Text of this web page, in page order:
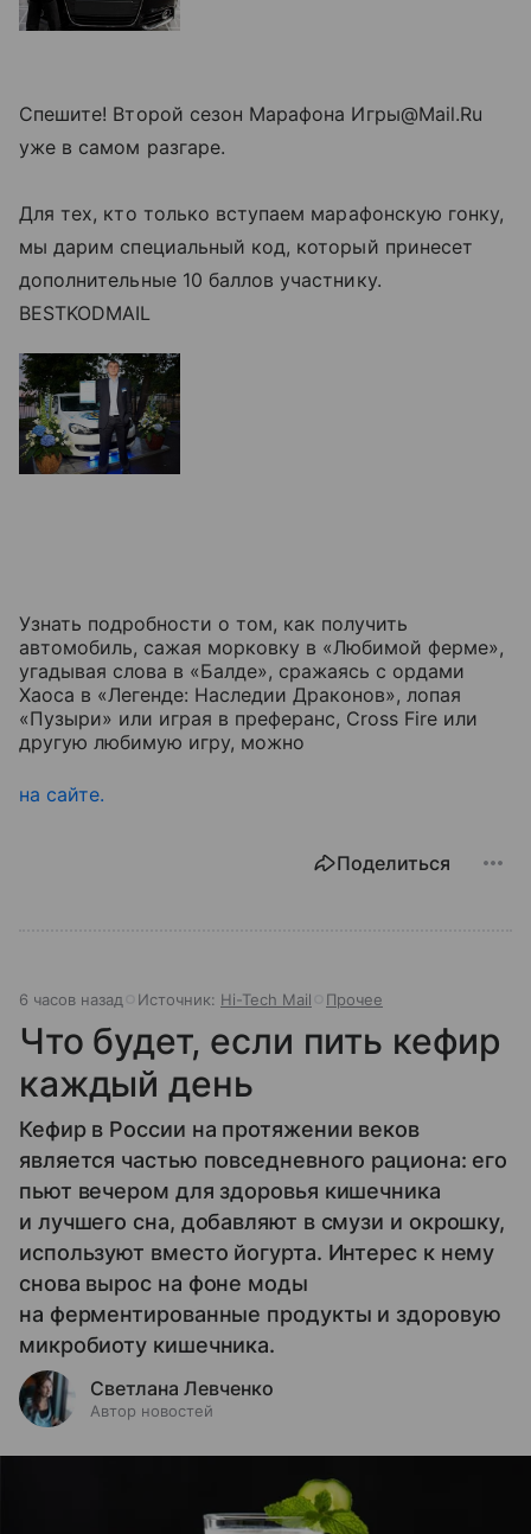
Спешите! Второй сезон Марафона Игры@Mail.Ru
уже в самом разгаре.
Для тех, кто только вступаем марафонскую гонку,
мы дарим специальный код, который принесет
дополнительные 10 баллов участнику.
BESTKODMAIL
Узнать подробности о том, как получить
автомобиль, сажая морковку в «Любимой ферме»,
угадывая слова в «Балде», сражаясь с ордами
Хаоса в «Легенде: Наследии Драконов», лопая
«Пузыри» или играя в преферанс, Cross Fire или
другую любимую игру, можно
на сайте.
Поделиться
6 часов назад Источник: Hi-Tech Mail Прочее
Что будет, если пить кефир
каждый день
Кефир в России на протяжении веков
является частью повседневного рациона: его
пьют вечером для здоровья кишечника
и лучшего сна, добавляют в смузи и окрошку,
используют вместо йогурта. Интерес к нему
снова вырос на фоне моды
на ферментированные продукты и здоровую
микробиоту кишечника.
Светлана Левченко
Автор новостей